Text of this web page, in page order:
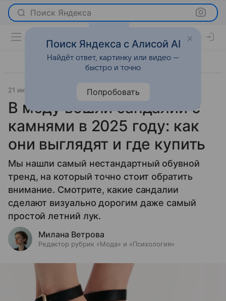
Поиск Яндекса
21 июля 2025
В моду вошли сандалии с
камнями в 2025 году: как
они выглядят и где купить
Мы нашли самый нестандартный обувной
тренд, на который точно стоит обратить
внимание. Смотрите, какие сандалии
сделают визуально дорогим даже самый
простой летний лук.
Милана Ветрова
Редактор рубрик «Мода» и «Психология»
Поиск Яндекса с Алисой AI
Найдёт ответ, картинку или видео —
быстро и точно
Попробовать